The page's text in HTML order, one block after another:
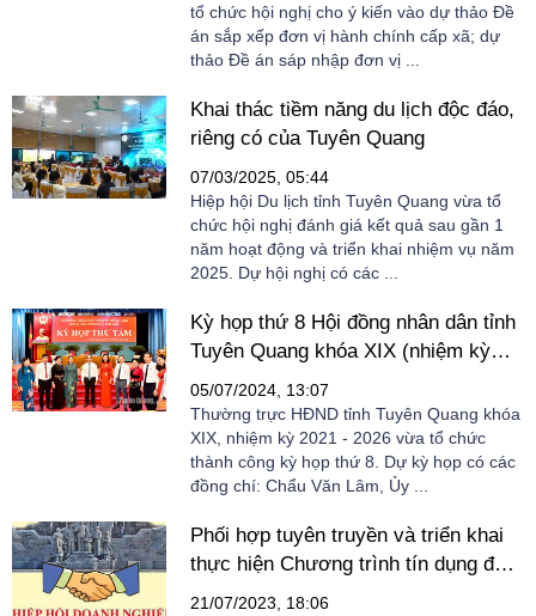
tổ chức hội nghị cho ý kiến vào dự thảo Đề
án sắp xếp đơn vị hành chính cấp xã; dự
thảo Đề án sáp nhập đơn vị ...
Khai thác tiềm năng du lịch độc đáo,
riêng có của Tuyên Quang
07/03/2025, 05:44
Hiệp hội Du lịch tỉnh Tuyên Quang vừa tổ
chức hội nghị đánh giá kết quả sau gần 1
năm hoạt động và triển khai nhiệm vụ năm
2025. Dự hội nghị có các ...
Kỳ họp thứ 8 Hội đồng nhân dân tỉnh
Tuyên Quang khóa XIX (nhiệm kỳ
2021-2026): Đề ra mục tiêu tăng
trưởng kinh tế năm 2024 trên 9%.
05/07/2024, 13:07
Thường trực HĐND tỉnh Tuyên Quang khóa
XIX, nhiệm kỳ 2021 - 2026 vừa tổ chức
thành công kỳ họp thứ 8. Dự kỳ họp có các
đồng chí: Chẩu Văn Lâm, Ủy ...
Phối hợp tuyên truyền và triển khai
thực hiện Chương trình tín dụng đối
với lĩnh vực Lâm sản, Thủy sản
21/07/2023, 18:06